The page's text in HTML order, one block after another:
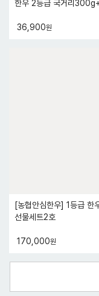
한우 2등급 국거리300g+
36,900원
[농협안심한우] 1등급 한
선물세트2호
170,000원